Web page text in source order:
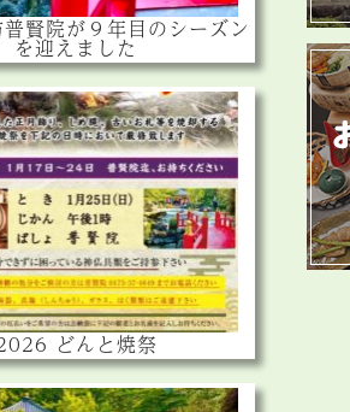
賢院が９年目のシーズン
を迎えました
どんと焼祭